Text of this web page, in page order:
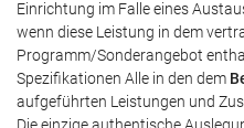
Einrichtung im Falle eines
wenn diese Leistung in dem
Programm/Sonderangebot
Spezifikationen Alle in den dem
aufgeführten Leistungen und